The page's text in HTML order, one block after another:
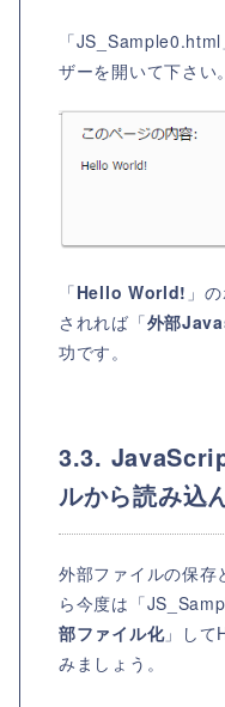
「
ザーを開いて下さい。
「Hello World! 」
されれば「外部
功です。
3.3.
ルから読み込
外部ファイルの保存
ら今度は「
部ファイル化」して
みましょう。